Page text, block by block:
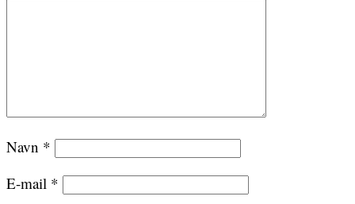
Navn *
E-mail *